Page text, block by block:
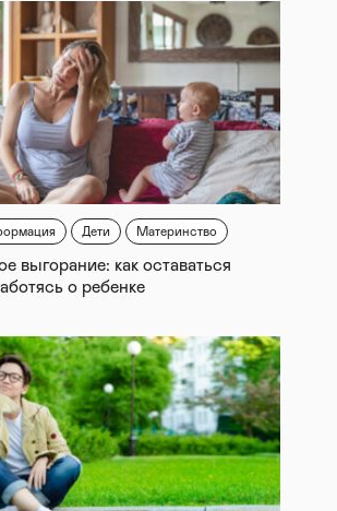
Дети Материнство
выгорание: как оставаться
о ребенке